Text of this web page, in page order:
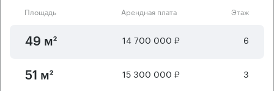
Площадь Арендная плата Этаж
49 м² 14 700 000 ₽ 6
51 м² 15 300 000 ₽ 3